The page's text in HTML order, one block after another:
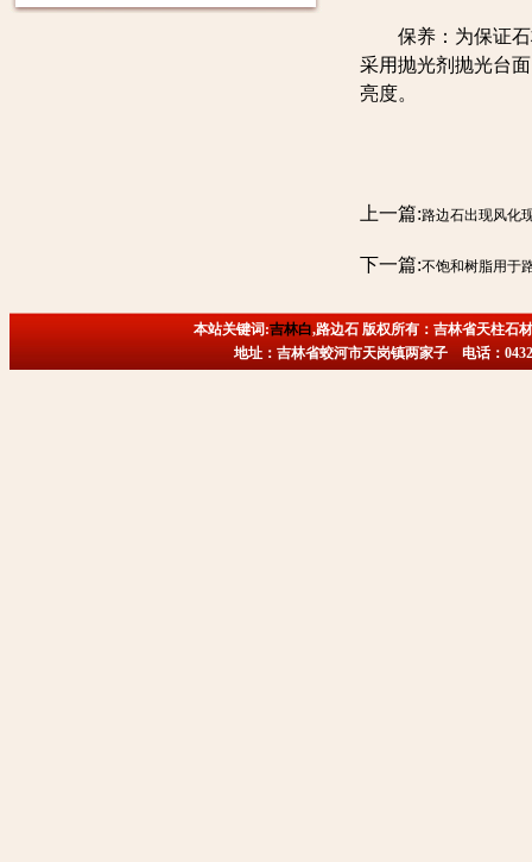
保养：为保证石
采用抛光剂抛光台
亮度。
上一篇:路边石出现风化
下一篇:不饱和树脂用于
本站关键词:吉林白,路边石 版权所有：吉林省天柱石
地址：吉林省蛟河市天岗镇两家子 电话：